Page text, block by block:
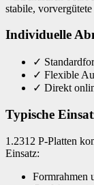
stabile,
Individuelle
✓
✓ Flexible
✓ Direkt
Typische
1.2312 P-Platten
Einsatz:
Formrahmen